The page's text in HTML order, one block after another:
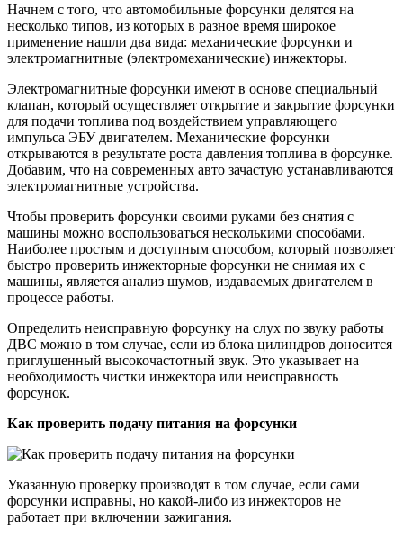
Начнем с того, что автомобильные форсунки делятся на
несколько типов, из которых в разное время широкое
применение нашли два вида: механические форсунки и
электромагнитные (электромеханические) инжекторы.
Электромагнитные форсунки имеют в основе специальный
клапан, который осуществляет открытие и закрытие форсунки
для подачи топлива под воздействием управляющего
импульса ЭБУ двигателем. Механические форсунки
открываются в результате роста давления топлива в форсунке.
Добавим, что на современных авто зачастую устанавливаются
электромагнитные устройства.
Чтобы проверить форсунки своими руками без снятия с
машины можно воспользоваться несколькими способами.
Наиболее простым и доступным способом, который позволяет
быстро проверить инжекторные форсунки не снимая их с
машины, является анализ шумов, издаваемых двигателем в
процессе работы.
Определить неисправную форсунку на слух по звуку работы
ДВС можно в том случае, если из блока цилиндров доносится
приглушенный высокочастотный звук. Это указывает на
необходимость чистки инжектора или неисправность
форсунок.
Как проверить подачу питания на форсунки
Указанную проверку производят в том случае, если сами
форсунки исправны, но какой-либо из инжекторов не
работает при включении зажигания.